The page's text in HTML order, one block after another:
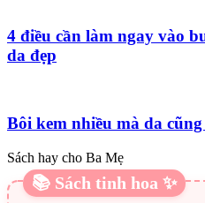
4 điều cần làm ngay vào
da đẹp
Bôi kem nhiều mà da
Sách hay cho Ba Mẹ
📚 Sách tinh hoa ✨